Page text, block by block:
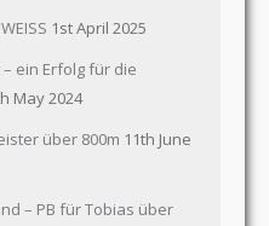
1st April 2025
ein Erfolg für die
May 2024
über 800m 11th June
– PB für Tobias über